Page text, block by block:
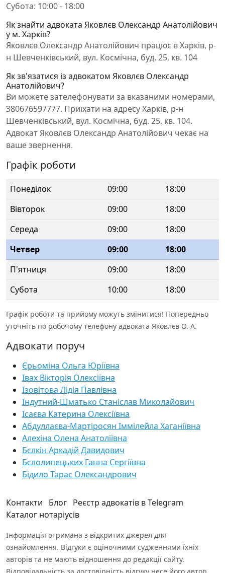
Субота: 10:00 - 18:00
Як знайти адвоката Яковлєв Олександр Анатолійович
у м. Харків?
Яковлєв Олександр Анатолійович працює в Харків, р-
н Шевченківський, вул. Космічна, буд. 25, кв. 104
Як зв'язатися із адвокатом Яковлєв Олександр
Анатолійович?
Ви можете зателефонувати за вказаними номерами,
380676597777. Приїхати на адресу Харків, р-н
Шевченківський, вул. Космічна, буд. 25, кв. 104.
Адвокат Яковлєв Олександр Анатолійович чекає на
ваше звернення.
Графік роботи
Понеділок 09:00
18:00
Вівторок
09:00
18:00
Середа
09:00
18:00
Четвер
09:00
18:00
П'ятниця
09:00
18:00
Субота
10:00 18:00
Графік роботи та прийому можуть змінитися! Попередньо
уточніть по робочому телефону адвоката Яковлєв О. А.
Адвокати поруч
Єрьоміна Ольга Юріївна
Івах Вікторія Олексіївна
Ізовітова Лідія Павлівна
Індутний-Шматько Станіслав Миколайович
Ісаєва Катерина Олексіївна
Абдуллаєва-Мартіросян Іммілейла Хаганіївна
Алехіна Олена Анатоліївна
Бєлкін Аркадій Давидович
Бєлолипецьких Ганна Сергіївна
Бідило Тарас Олександрович
Контакти Блог Реєстр адвокатів в Telegram
Каталог нотаріусів
Інформація отримана з відкритих джерел для
ознайомлення. Відгуки є оціночними судженнями їхніх
авторів та не мають відношення до редакції сайту.